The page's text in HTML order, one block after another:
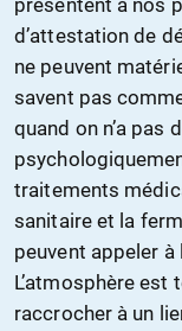
présentent à nos
d’attestation de
ne peuvent
savent pas
quand on n’a pas
traitements
sanitaire et la
peuvent appeler à
L’atmosphère est
raccrocher à un